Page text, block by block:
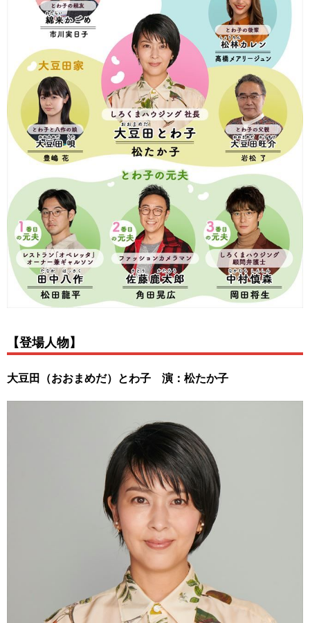
【登場人物】
大豆田（おおまめだ）とわ子 演：松たか子